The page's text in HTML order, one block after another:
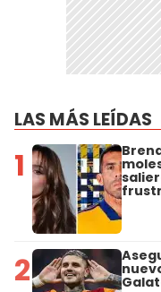
LAS MÁS LEÍDAS
1
2